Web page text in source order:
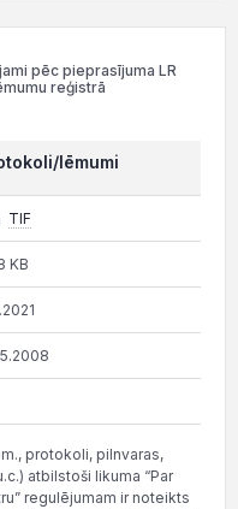
pēc pieprasījuma LR
reģistrā
lēmumi
TIF
KB
protokoli, pilnvaras,
atbilstoši likuma “Par
regulējumam ir noteikts